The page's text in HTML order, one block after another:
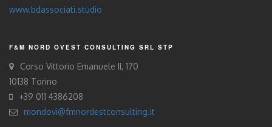
www.bdassociati.studio
F&M NORD OVEST CONSULTING SRL STP
Corso Vittorio Emanuele II, 170
10138 Torino
+39 011 4386208
mondovi@fmnordestconsulting.it